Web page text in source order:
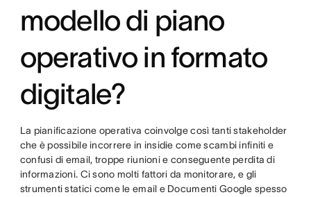
modello di piano
operativo in formato
digitale?
La pianificazione operativa coinvolge così tanti stakeholder
che è possibile incorrere in insidie come scambi infiniti e
confusi di email, troppe riunioni e conseguente perdita di
informazioni. Ci sono molti fattori da monitorare, e gli
strumenti statici come le email e Documenti Google spesso